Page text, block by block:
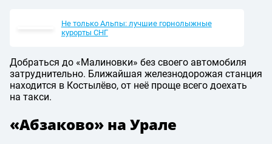
Не только Альпы: лучшие горнолыжные
курорты СНГ
Добраться до «Малиновки» без своего автомобиля
затруднительно. Ближайшая железнодорожая станция
находится в Костылёво, от неё проще всего доехать
на такси.
«Абзаково» на Урале